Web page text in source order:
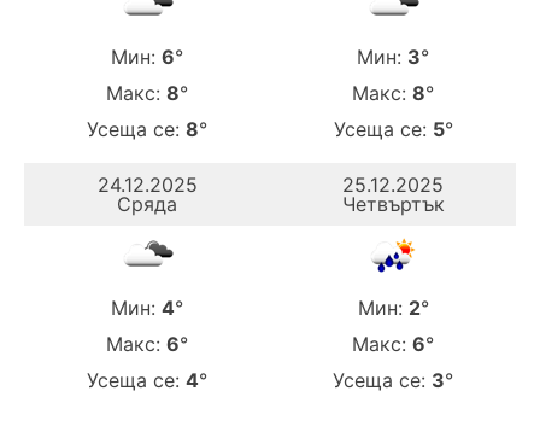
Мин: 6°
Макс: 8°
Усеща се: 8°
Мин: 3°
Макс: 8°
Усеща се: 5°
24.12.2025
Сряда
Мин: 4°
Макс: 6°
Усеща се: 4°
25.12.2025
Четвъртък
Мин: 2°
Макс: 6°
Усеща се: 3°